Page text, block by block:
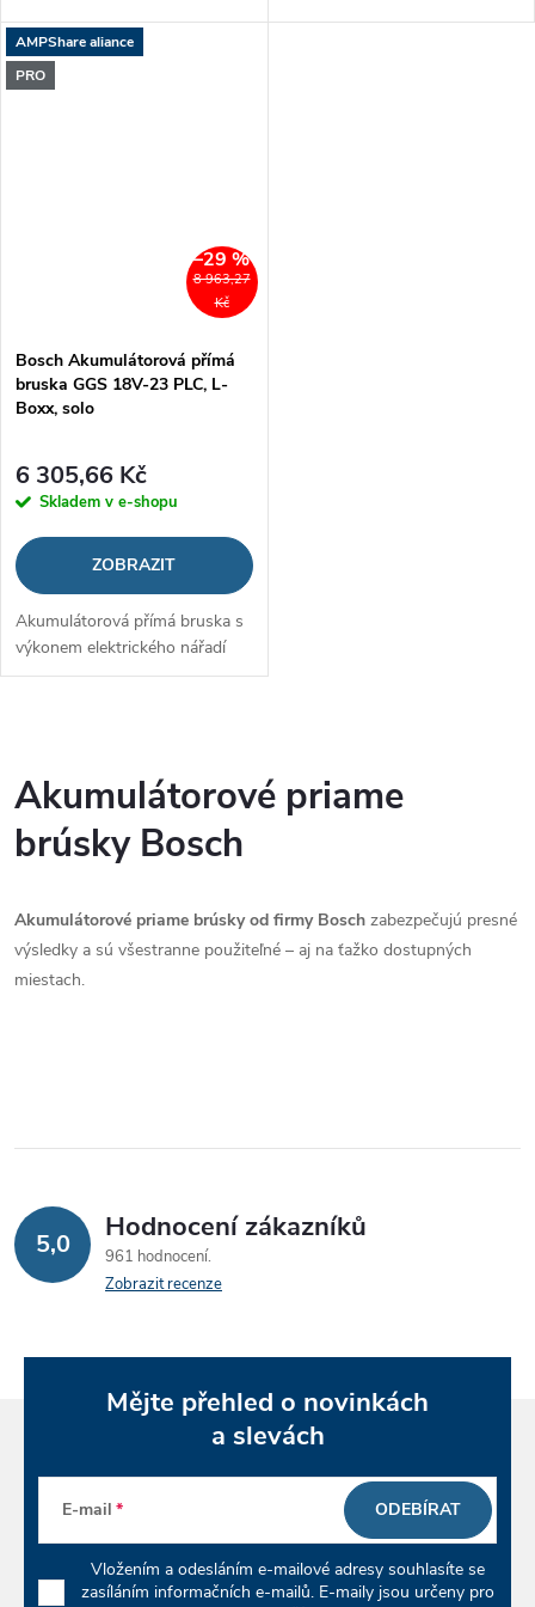
AMPShare aliance
PRO
8 963,27
Kč
–29 %
Bosch Akumulátorová přímá
bruska GGS 18V-23 PLC, L-
Boxx, solo
6 305,66 Kč
Skladem v e-shopu
ZOBRAZIT
Akumulátorová přímá bruska s
výkonem elektrického nářadí
v
l
d
a
v
k
v
Akumulátorové priame
brúsky Bosch
Akumulátorové priame brúsky od firmy Bosch zabezpečujú presné
výsledky a sú všestranne použiteľné – aj na ťažko dostupných
miestach.
5,0 Hodnocení zákazníků
961 hodnocení
Zobrazit recenze
Mějte přehled o novinkách
a slevách
E-mail
Vložením a odesláním e-mailové adresy souhlasíte se
zasíláním informačních e-mailů. E-maily jsou určeny pro
ODEBÍRAT